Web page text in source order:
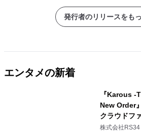
発行者のリリースをも
エンタメの新着
『Karous
New Order
クラウドフ
開始
株式会社RS34